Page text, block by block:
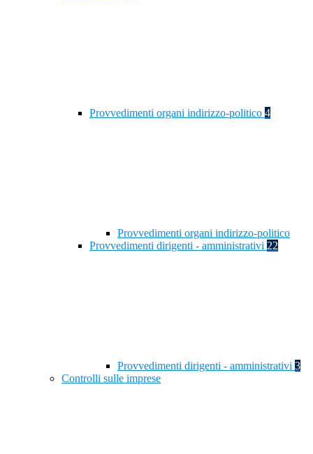
Provvedimenti organi indirizzo-politico 4
Provvedimenti organi indirizzo-politico
Provvedimenti dirigenti - amministrativi 22
Provvedimenti dirigenti - amministrativi 3
Controlli sulle imprese